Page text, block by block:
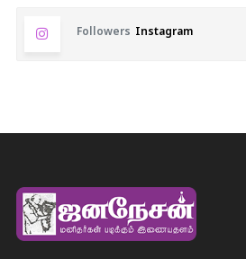
Followers Instagram